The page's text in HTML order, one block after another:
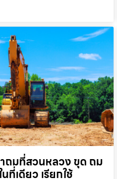
ถมที่สวนหลวง ขุด ถม
ที่เดียว เรียกใช้